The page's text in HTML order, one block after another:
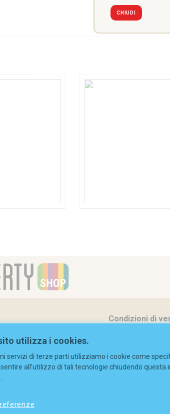
CHIUDI
Condizioni di
Privacy policy
S.r.l. - C.F./P.IVA: 08844630965 - REA (MI) 2052963
utilizza i cookies.
servizi di terze parti utilizziamo i cookie come
all’utilizzo di tali tecnologie chiudendo